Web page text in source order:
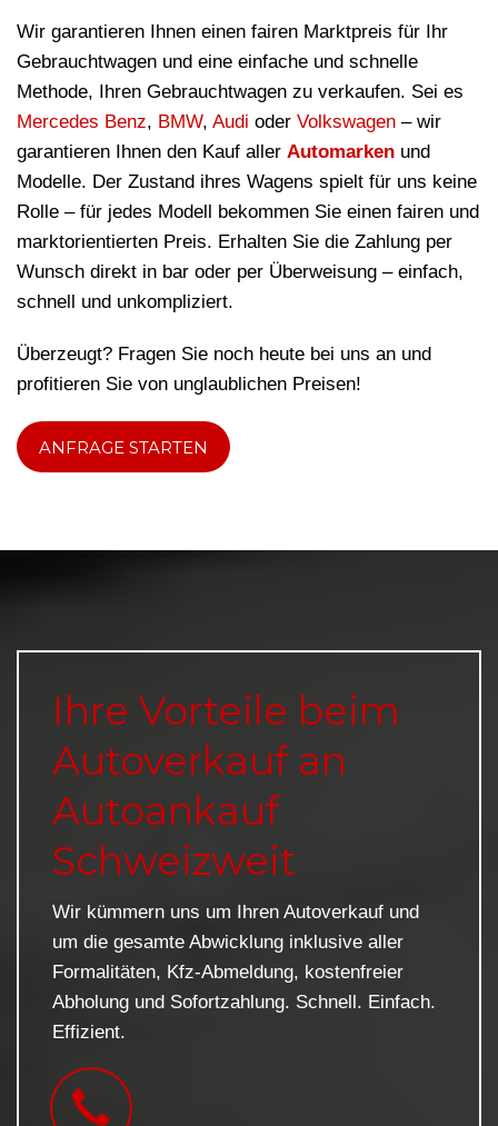
Wir garantieren Ihnen einen fairen Marktpreis für Ihr
Gebrauchtwagen und eine einfache und schnelle
Methode, Ihren Gebrauchtwagen zu verkaufen. Sei es
Mercedes Benz, BMW, Audi oder Volkswagen – wir
garantieren Ihnen den Kauf aller Automarken und
Modelle. Der Zustand ihres Wagens spielt für uns keine
Rolle – für jedes Modell bekommen Sie einen fairen und
marktorientierten Preis. Erhalten Sie die Zahlung per
Wunsch direkt in bar oder per Überweisung – einfach,
schnell und unkompliziert.
Überzeugt? Fragen Sie noch heute bei uns an und
profitieren Sie von unglaublichen Preisen!
ANFRAGE STARTEN
Ihre Vorteile beim
Autoverkauf an
Autoankauf
Schweizweit
Wir kümmern uns um Ihren Autoverkauf und
um die gesamte Abwicklung inklusive aller
Formalitäten, Kfz-Abmeldung, kostenfreier
Abholung und Sofortzahlung. Schnell. Einfach.
Effizient.